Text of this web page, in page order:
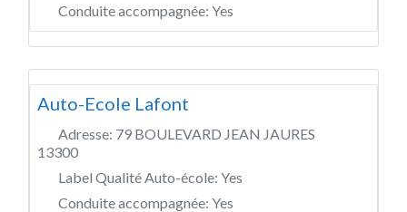
Conduite accompagnée: Yes
Auto-Ecole Lafont
Adresse: 79 BOULEVARD JEAN JAURES
13300
Label Qualité Auto-école: Yes
Conduite accompagnée: Yes